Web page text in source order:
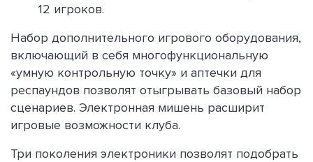
12 игроков.
Набор дополнительного игрового оборудования,
включающий в себя многофункциональную
«умную контрольную точку» и аптечки для
респаундов позволят отыгрывать базовый набор
сценариев. Электронная мишень расширит
игровые возможности клуба.
Три поколения электроники позволят подобрать